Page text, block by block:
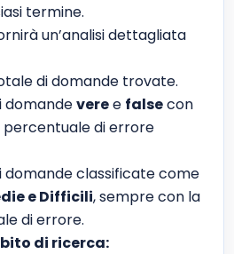
termine.
un’analisi dettagliata
di domande trovate.
domandeveree falsecon
percentuale di errore
domande classificate come
e Difficili, sempre con la
di errore.
di ricerca: